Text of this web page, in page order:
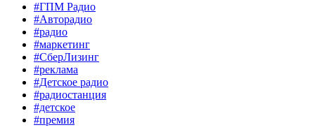
#ГПМ Радио
#Авторадио
#радио
#маркетинг
#СберЛизинг
#реклама
#Детское радио
#радиостанция
#детское
#премия